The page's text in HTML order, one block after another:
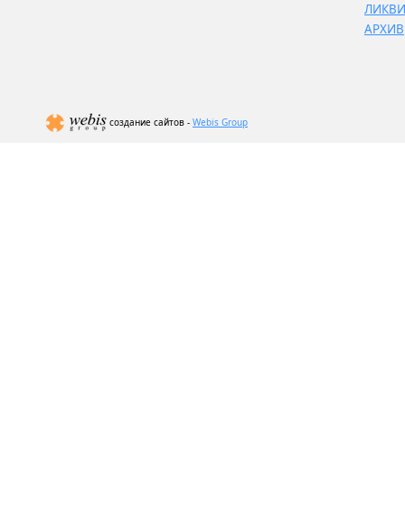
АРХИВ
создание сайтов - Webis Group